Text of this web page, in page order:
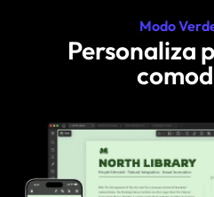
Modo
Personaliza